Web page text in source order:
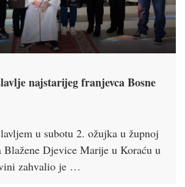
najstarijeg franjevca Bosne
u subotu 2. ožujka u župnoj
Blažene Djevice Marije u Koraću u
zahvalio je …